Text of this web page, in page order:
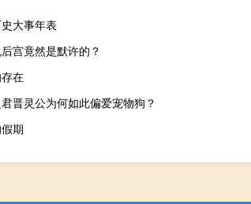
大事年表
宫竟然是默许的？
在
晋灵公为何如此偏爱宠物狗？
期